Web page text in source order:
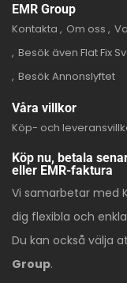
EMR Group
Kontakta
Om oss
Besök även Flat Fix
Besök Annonslyftet
Våra villkor
Köp- och
Köp nu, betala
eller EMR-faktura
Vi samarbetar med
dig flexibla och
Du kan också välja
Group.